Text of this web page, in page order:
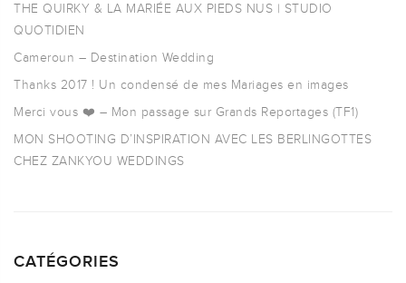
THE QUIRKY & LA MARIÉE AUX PIEDS NUS | STUDIO
QUOTIDIEN
Cameroun – Destination Wedding
Thanks 2017 ! Un condensé de mes Mariages en images
Merci vous ❤️ – Mon passage sur Grands Reportages (TF1)
MON SHOOTING D’INSPIRATION AVEC LES BERLINGOTTES
CHEZ ZANKYOU WEDDINGS
CATÉGORIES